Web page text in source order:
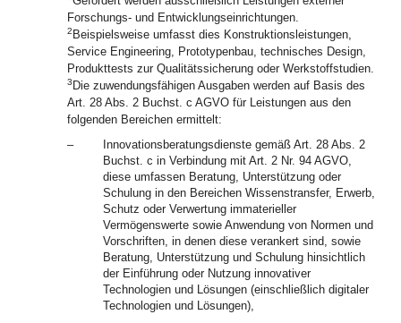
Forschungs- und Entwicklungseinrichtungen.
2 Beispielsweise umfasst dies Konstruktionsleistungen,
Service Engineering, Prototypenbau, technisches Design,
Produkttests zur Qualitätssicherung oder Werkstoffstudien.
3 Die zuwendungsfähigen Ausgaben werden auf Basis des
Art. 28 Abs. 2 Buchst. c AGVO für Leistungen aus den
folgenden Bereichen ermittelt:
–
Innovationsberatungsdienste gemäß Art. 28 Abs. 2
Buchst. c in Verbindung mit Art. 2 Nr. 94 AGVO,
diese umfassen Beratung, Unterstützung oder
Schulung in den Bereichen Wissenstransfer, Erwerb,
Schutz oder Verwertung immaterieller
Vermögenswerte sowie Anwendung von Normen und
Vorschriften, in denen diese verankert sind, sowie
Beratung, Unterstützung und Schulung hinsichtlich
der Einführung oder Nutzung innovativer
Technologien und Lösungen (einschließlich digitaler
Technologien und Lösungen),